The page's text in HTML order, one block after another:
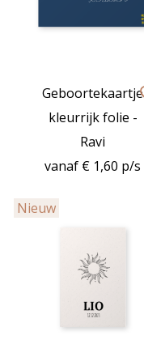
Geboortekaartje
kleurrijk folie -
Ravi
vanaf € 1,60 p/s
Nieuw